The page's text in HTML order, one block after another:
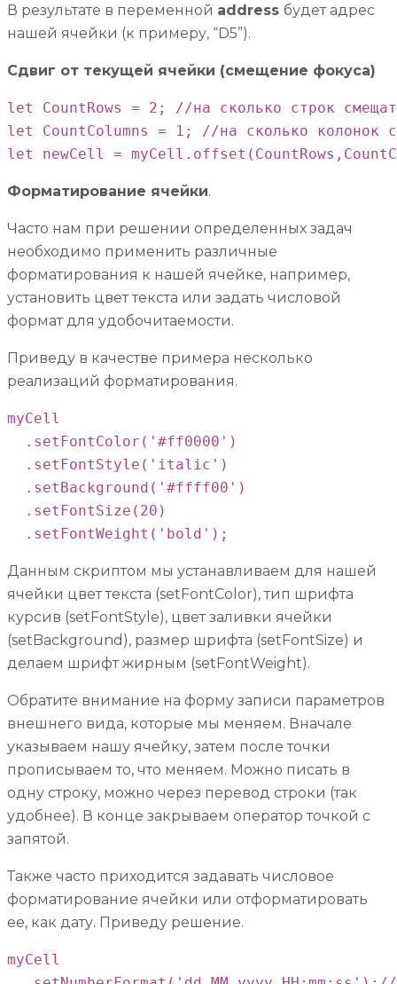
В результате в переменной address будет адрес
нашей ячейки (к примеру, “D5”).
Сдвиг от текущей ячейки (смещение фокуса)
let CountRows = 2; //на сколько строк
let CountColumns = 1; //на сколько колонок
let newCell =
Форматирование ячейки.
Часто нам при решении определенных задач
необходимо применить различные
форматирования к нашей ячейке, например,
установить цвет текста или задать числовой
формат для удобочитаемости.
Приведу в качестве примера несколько
реализаций форматирования.
myCell
  .setFontColor('#ff0000')
  .setFontStyle('italic')
  .setBackground('#ffff00')
  .setFontSize(20)
  .setFontWeight('bold');
Данным скриптом мы устанавливаем для нашей
ячейки цвет текста (setFontColor), тип шрифта
курсив (setFontStyle), цвет заливки ячейки
(setBackground), размер шрифта (setFontSize) и
делаем шрифт жирным (setFontWeight).
Обратите внимание на форму записи параметров
внешнего вида, которые мы меняем. Вначале
указываем нашу ячейку, затем после точки
прописываем то, что меняем. Можно писать в
одну строку, можно через перевод строки (так
удобнее). В конце закрываем оператор точкой с
запятой.
Также часто приходится задавать числовое
форматирование ячейки или отформатировать
ее, как дату. Приведу решение.
myCell